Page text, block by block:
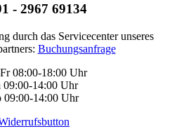
- 2967 69134
durch das Servicecenter unseres
Buchungsanfrage
08:00-18:00 Uhr
09:00-14:00 Uhr
09:00-14:00 Uhr